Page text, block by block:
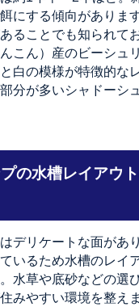
にする傾向がありま
ることでも知られて
こん）産のビーシュ
白の模様が特徴的な
分が多いシャドーシ
の水槽レイアウ
デリケートな面があ
いるため水槽のレイ
水草や底砂などの選
みやすい環境を整え